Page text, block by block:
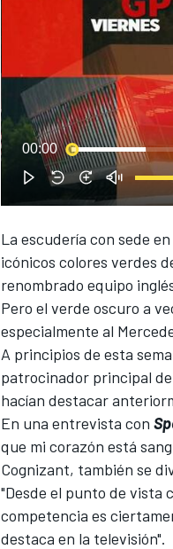
NASCAR CUP
FÓRMULA E
00:00
La escudería con sede
icónicos colores verdes
renombrado equipo
Pero el verde oscuro a
especialmente al
A principios de esta
patrocinador principal
hacían destacar
En una entrevista con
que mi corazón está
Cognizant, también se
"Desde el punto de vista
competencia es
destaca en la televisión".